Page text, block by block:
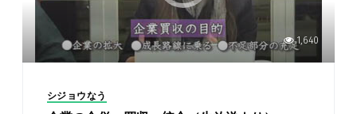
1,640
シジョウなう